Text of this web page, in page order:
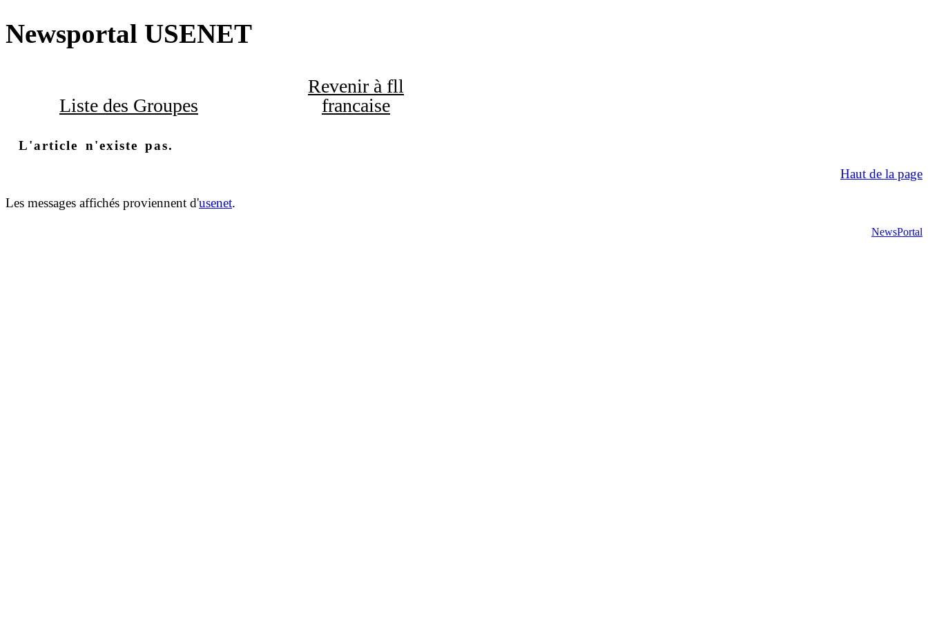
Newsportal USENET
Liste des Groupes
Revenir à fll
francaise
L'article n'existe pas.
Haut de la page
Les messages affichés proviennent d'usenet.
NewsPortal